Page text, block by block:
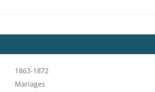
1863-1872
Mariages